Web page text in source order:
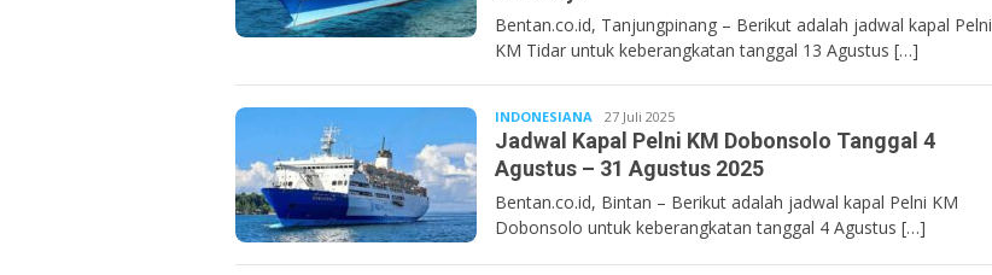
Bentan.co.id, Tanjungpinang – Berikut adalah jadwal kapal Pelni
KM Tidar untuk keberangkatan tanggal 13 Agustus […]
INDONESIANA Bentancoid
27 Juli 2025
Jadwal Kapal Pelni KM Dobonsolo Tanggal 4
Agustus – 31 Agustus 2025
Bentan.co.id, Bintan – Berikut adalah jadwal kapal Pelni KM
Dobonsolo untuk keberangkatan tanggal 4 Agustus […]